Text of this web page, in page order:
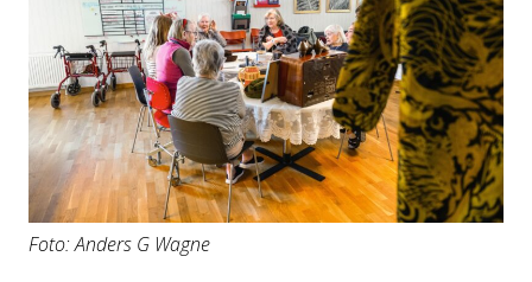
Foto: Anders G Wagne